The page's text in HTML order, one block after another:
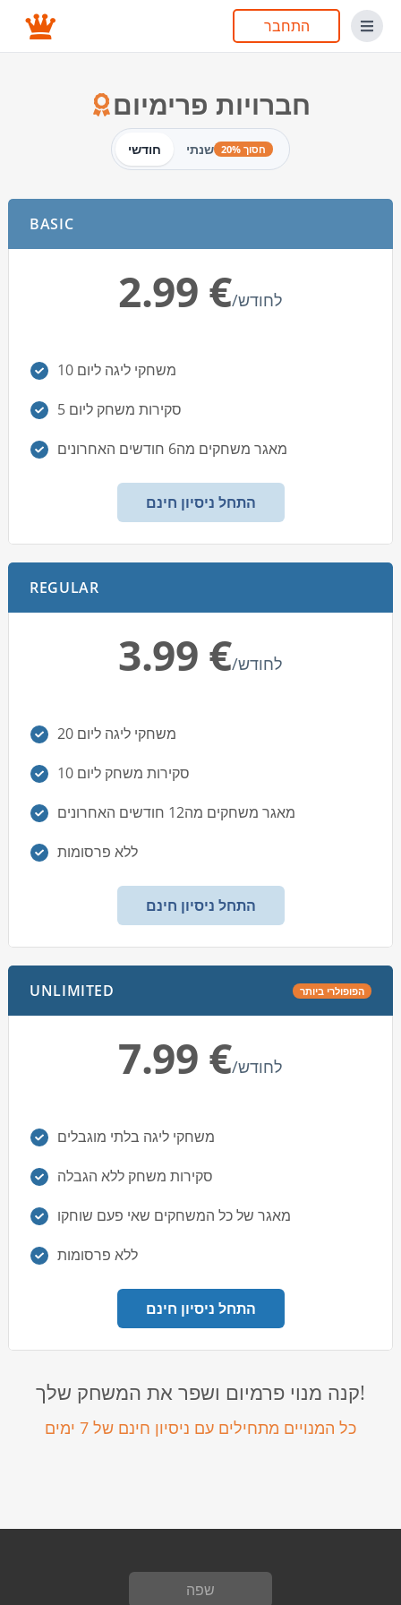
התחבר
חברויות פרימיום
חודשי שנתי חסוך 20%
BASIC
‏2.99 € /לחודש
10 משחקי ליגה ליום
5 סקירות משחק ליום
מאגר משחקים מה6 חודשים האחרונים
התחל ניסיון חינם
REGULAR
‏3.99 € /לחודש
20 משחקי ליגה ליום
10 סקירות משחק ליום
מאגר משחקים מה12 חודשים האחרונים
ללא פרסומות
התחל ניסיון חינם
UNLIMITED הפופולרי ביותר
‏7.99 € /לחודש
משחקי ליגה בלתי מוגבלים
סקירות משחק ללא הגבלה
מאגר של כל המשחקים שאי פעם שוחקו
ללא פרסומות
התחל ניסיון חינם
קנה מנוי פרמיום ושפר את המשחק שלך!
כל המנויים מתחילים עם ניסיון חינם של 7 ימים
שפה